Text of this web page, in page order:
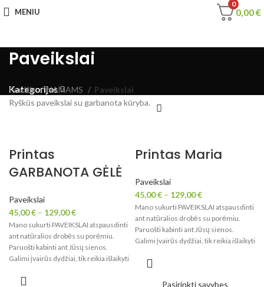
MENIU
0
0,00€
Paveikslai
Kategorijos
Pradžia NAMAMS
Paveikslai
Ryškūs paveikslai su garbanota kūryba.
Printas
GARBANOTA GĖLĖ
Paveikslai
45,00€ – 129,00€
Mano sukurti PAVEIKSLAI atspausdinti
ant natūralios drobės su porėmiu.
Paruošti kabinti ant Jūsų sienos.
Galimi įvairūs dydžiai, tik reikia išlaikyti
Printas Maria
Paveikslai
45,00€ – 129,00€
Mano sukurti PAVEIKSLAI atspausdinti
ant natūralios drobės su porėmiu.
Paruošti kabinti ant Jūsų sienos.
Galimi įvairūs dydžiai, tik reikia išlaikyti
Pasirinkti savybes